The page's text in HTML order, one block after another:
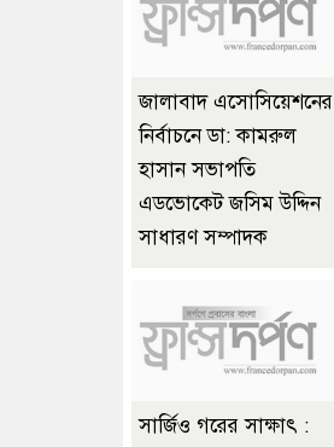
জালাবাদ এসোসিয়েশনের
নির্বাচনে ডা: কামরুল
হাসান সভাপতি
এডভোকেট জসিম উদ্দিন
সাধারণ সম্পাদক
সার্জিও গরের সাক্ষাৎ :